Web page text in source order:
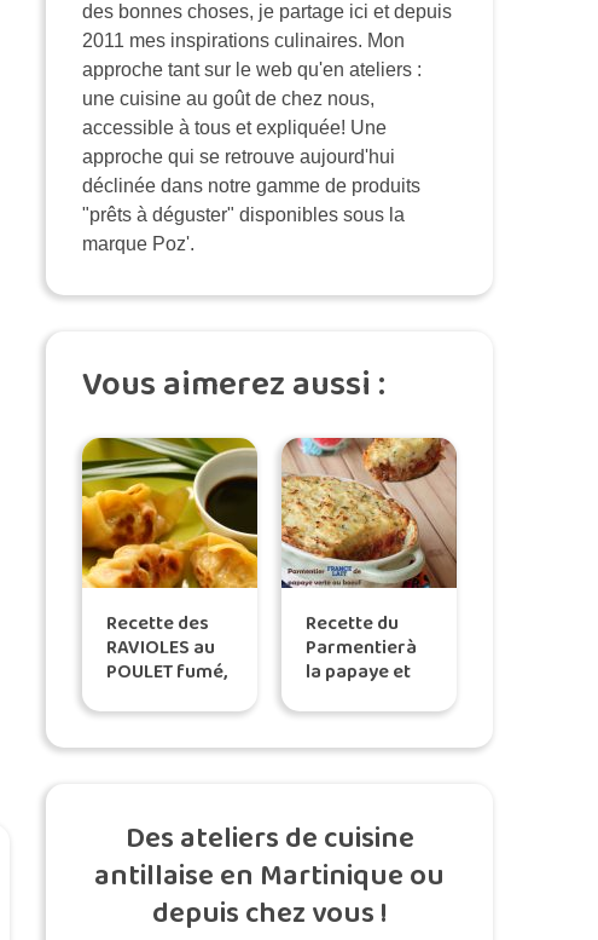
des bonnes choses, je partage ici et depuis
2011 mes inspirations culinaires. Mon
approche tant sur le web qu'en ateliers :
une cuisine au goût de chez nous,
accessible à tous et expliquée! Une
approche qui se retrouve aujourd'hui
déclinée dans notre gamme de produits
"prêts à déguster" disponibles sous la
marque Poz'.
Vous aimerez aussi :
Recette des
RAVIOLES au
POULET fumé,
Maryse
Recette du
Parmentierà
la papaye et
Tatie Maryse
Des ateliers de cuisine
antillaise en Martinique ou
depuis chez vous !